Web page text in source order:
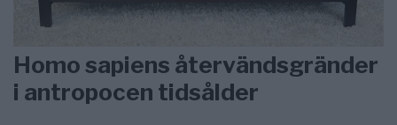
Homo sapiens återvändsgränder
i antropocen tidsålder